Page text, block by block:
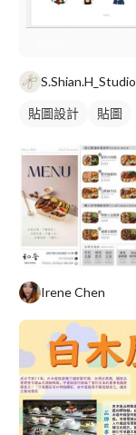
S.Shian.H_Studio
貼圖設計 貼圖
Irene Chen